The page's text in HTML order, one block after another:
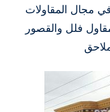
مجال المقاولات
فلل والقصور